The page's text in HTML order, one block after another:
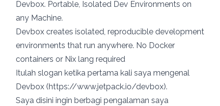
Devbox. Portable, Isolated Dev Environments on
any Machine.
Devbox creates isolated, reproducible development
environments that run anywhere. No Docker
containers or Nix lang required
Itulah slogan ketika pertama kali saya mengenal
Devbox (https://www.jetpack.io/devbox).
Saya disini ingin berbagi pengalaman saya